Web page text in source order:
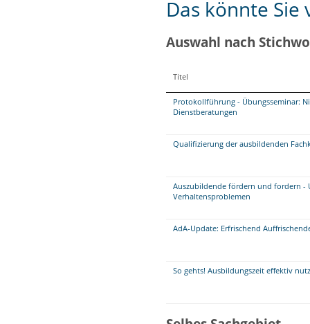
Das könnte
Auswahl nach
Titel
Protokollführung - Übungsseminar:
Dienstberatungen
Qualifizierung der ausbildenden
Auszubildende fördern und fordern -
Verhaltensproblemen
AdA-Update: Erfrischend
So gehts! Ausbildungszeit effektiv